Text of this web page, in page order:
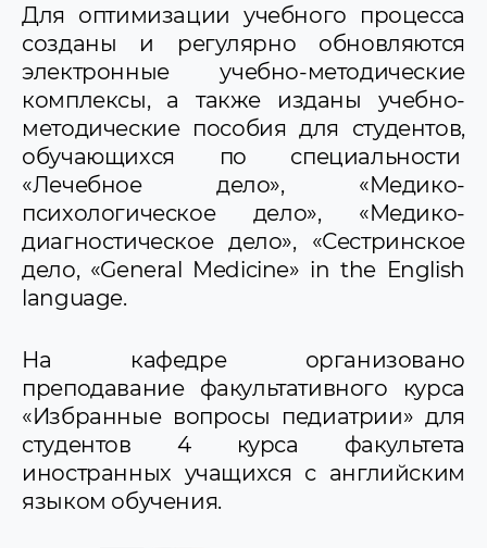
Для оптимизации учебного процесса
созданы и регулярно обновляются
электронные учебно-методические
комплексы, а также изданы учебно-
методические пособия для студентов,
обучающихся по специальности
«Лечебное дело», «Медико-
психологическое дело», «Медико-
диагностическое дело», «Сестринское
дело, «General Medicine» in the English
language.
На кафедре организовано
преподавание факультативного курса
«Избранные вопросы педиатрии» для
студентов 4 курса факультета
иностранных учащихся с английским
языком обучения.